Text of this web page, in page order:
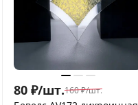
80 ₽/шт.160 ₽/шт.